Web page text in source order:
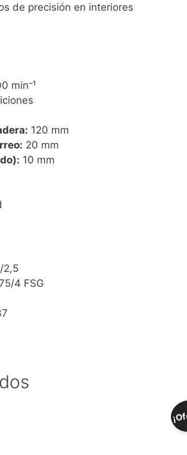
de precisión en interiores
min⁻¹
120 mm
20 mm
10 mm
2,5
4 FSG